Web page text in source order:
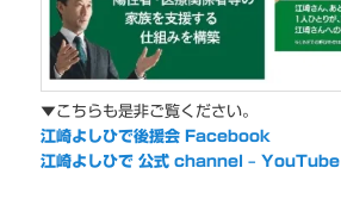
▼こちらも是非ご覧ください。
江崎よしひで後援会 Facebook
江崎よしひで 公式 channel – YouTube